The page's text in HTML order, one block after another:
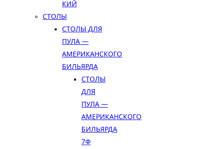
КИЙ
СТОЛЫ
СТОЛЫ ДЛЯ
ПУЛА —
АМЕРИКАНСКОГО
БИЛЬЯРДА
СТОЛЫ
ДЛЯ
ПУЛА —
АМЕРИКАНСКОГО
БИЛЬЯРДА
7Ф